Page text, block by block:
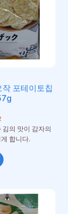
포테이토칩
김의 맛이 감자의
합니다.